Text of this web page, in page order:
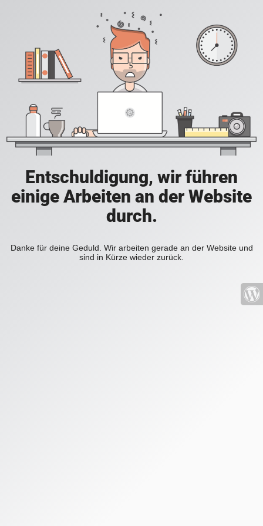
Entschuldigung, wir führen
einige Arbeiten an der Website
durch.
Danke für deine Geduld. Wir arbeiten gerade an der Website und
sind in Kürze wieder zurück.